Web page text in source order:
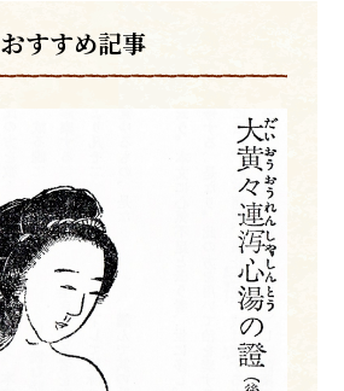
おすすめ記事